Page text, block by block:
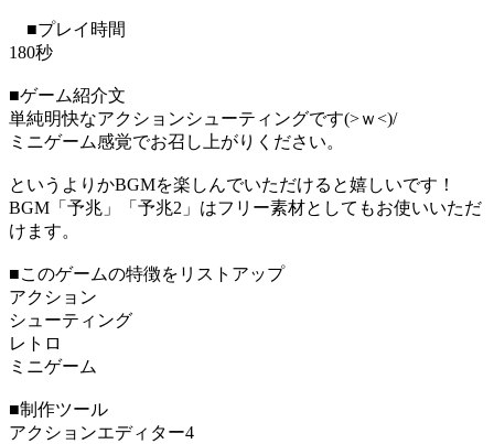
■プレイ時間
180秒
■ゲーム紹介文
単純明快なアクションシューティングです(>ｗ<)/
ミニゲーム感覚でお召し上がりください。
というよりかBGMを楽しんでいただけると嬉しいです！
BGM「予兆」「予兆2」はフリー素材としてもお使いいただ
けます。
■このゲームの特徴をリストアップ
アクション
シューティング
レトロ
ミニゲーム
■制作ツール
アクションエディター4